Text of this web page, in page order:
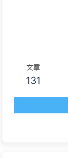
文章
131